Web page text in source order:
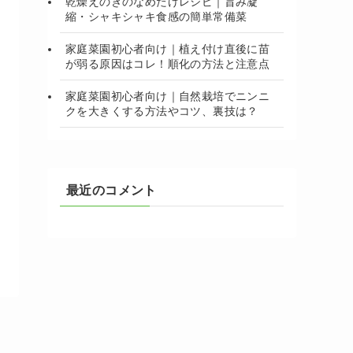
縮・シャキシャキ食感の簡単常備菜
家庭菜園初心者向け｜植え付け直後に苗
が弱る原因はコレ！順化の方法と注意点
家庭菜園初心者向け｜自然栽培でニンニ
クを大きくする方法やコツ、裏技は？
最近のコメント